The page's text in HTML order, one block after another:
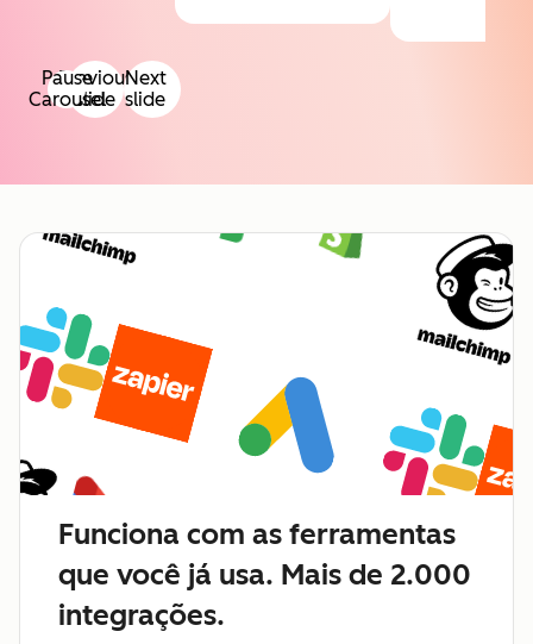
Previous
slide
Next
slide
Pause
Carousel
Funciona com as ferramentas
que você já usa. Mais de 2.000
integrações.